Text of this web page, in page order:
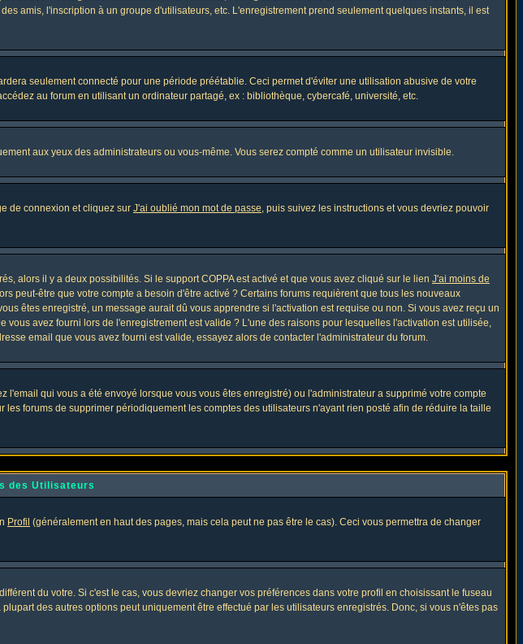
amis, l'inscription à un groupe d'utilisateurs, etc. L'enregistrement prend seulement quelques instants, il est
seulement connecté pour une période préétablie. Ceci permet d'éviter une utilisation abusive de votre
au forum en utilisant un ordinateur partagé, ex : bibliothèque, cybercafé, université, etc.
aux yeux des administrateurs ou vous-même. Vous serez compté comme un utilisateur invisible.
de connexion et cliquez sur J'ai oublié mon mot de passe, puis suivez les instructions et vous devriez pouvoir
alors il y a deux possibilités. Si le support COPPA est activé et que vous avez cliqué sur le lien J'ai moins de
peut-être que votre compte a besoin d'être activé ? Certains forums requièrent que tous les nouveaux
êtes enregistré, un message aurait dû vous apprendre si l'activation est requise ou non. Si vous avez reçu un
avez fourni lors de l'enregistrement est valide ? L'une des raisons pour lesquelles l'activation est utilisée,
email que vous avez fourni est valide, essayez alors de contacter l'administrateur du forum.
qui vous a été envoyé lorsque vous vous êtes enregistré) ou l'administrateur a supprimé votre compte
forums de supprimer périodiquement les comptes des utilisateurs n'ayant rien posté afin de réduire la taille
des Utilisateurs
Profil (généralement en haut des pages, mais cela peut ne pas être le cas). Ceci vous permettra de changer
du votre. Si c'est le cas, vous devriez changer vos préférences dans votre profil en choisissant le fuseau
des autres options peut uniquement être effectué par les utilisateurs enregistrés. Donc, si vous n'êtes pas